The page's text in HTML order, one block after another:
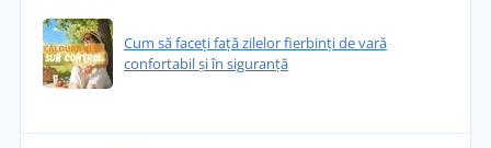
Cum să faceți față zilelor fierbinți de vară
confortabil și în siguranță